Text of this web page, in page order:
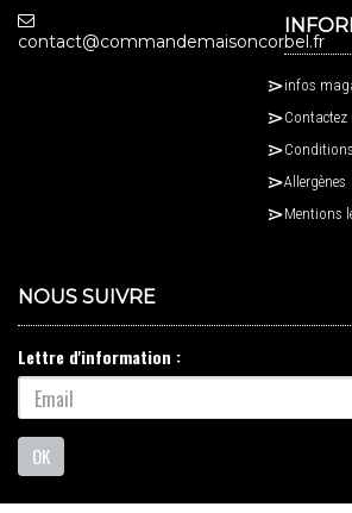
contact@commandemaisoncorbel.fr
infos
Contactez
Allergènes
Mentions
NOUS SUIVRE
Lettre d'information :
OK